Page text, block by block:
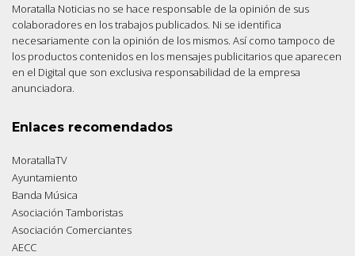
Moratalla Noticias no se hace responsable de la opinión de sus
colaboradores en los trabajos publicados. Ni se identifica
necesariamente con la opinión de los mismos. Así como tampoco de
los productos contenidos en los mensajes publicitarios que aparecen
en el Digital que son exclusiva responsabilidad de la empresa
anunciadora.
Enlaces recomendados
MoratallaTV
Ayuntamiento
Banda Música
Asociación Tamboristas
Asociación Comerciantes
AECC